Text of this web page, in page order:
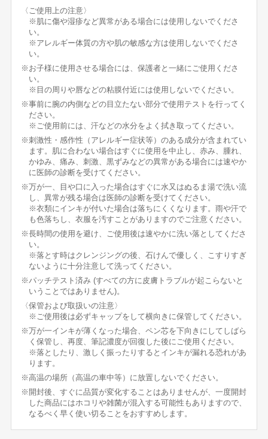
〈ご使用上の注意〉
※肌に傷や湿疹など異常がある場合には使用しないでくださ
い。
※アレルギー体質の方や肌の敏感な方は使用しないでくださ
い。
※お子様に使用させる場合には、保護者と一緒にご使用くださ
い。
※目の周りや唇などの粘膜付近には使用しないでください。
※事前に腕の内側などの目立たない部分で使用テストを行ってく
ださい。
※ご使用前には、汗などの水分をよく拭き取ってください。
※刺激性・感作性（アレルギー症状等）のある成分が含まれてい
ます。肌に合わない場合はすぐに使用を中止し、赤み、腫れ、
かゆみ、痛み、刺激、黒ずみなどの異常がある場合には速やか
に医師の診断を受けてください。
※万が一、目や口に入った場合はすぐに水又はぬるま湯で洗い流
し、異常が残る場合は医師の診断を受けてください。
※衣類にインキが付いた場合は落ちにくくなります。雨や汗で
も色落ちし、衣服を汚すことがありますのでご注意ください。
※長時間の使用を避け、ご使用後は速やかに洗い落としてくださ
い。
※落とす時はクレンジングの後、石けんで優しく、こすりすぎ
ないように十分注意して洗ってください。
※パッチテスト済み (すべての方に皮膚トラブルが起こらないと
いうことではありません)。
〈保管および取扱いの注意〉
※ご使用後は必ずキャップをして横向きに保管してください。
※万が一インキが薄くなった場合、ペン芯を下向きにしてしばら
く保管し、再度、筆記濃度が回復した後にご使用ください。
※落としたり、激しく振ったりするとインキが漏れる恐れがあ
ります。
※高温の場所（高温の車中等）に放置しないでください。
※開封後、すぐに品質が変化することはありませんが、一度開封
した商品にはホコリや雑菌が混入する可能性もありますので、
なるべく早く使い切ることをおすすめします。